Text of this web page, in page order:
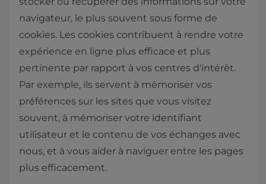
navigateur, le plus souvent sous forme de
cookies. Les cookies contribuent à rendre votre
expérience en ligne plus efficace et plus
pertinente par rapport à vos centres d'intérêt.
Par exemple, ils servent à mémoriser vos
préférences sur les sites que vous visitez
souvent, à mémoriser votre identifiant
utilisateur et le contenu de vos échanges avec
nous, et à vous aider à naviguer entre les pages
plus efficacement.